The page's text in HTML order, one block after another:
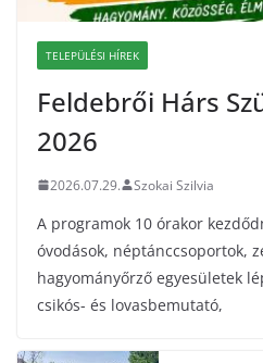
TELEPÜLÉSI HÍREK
Feldebrői Hárs
2026
2026.07.29. Szokai Szilvia
A programok 10 órakor
óvodások, néptánccsoportok,
hagyományőrző egyesületek
csikós- és lovasbemutató,